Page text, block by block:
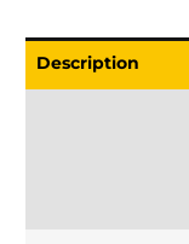
Description